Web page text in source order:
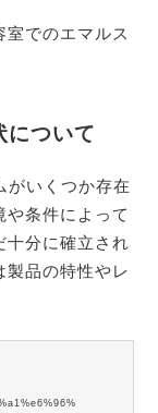
室でのエマルス
について
がいくつか存在
や条件によって
十分に確立され
品の特性やレ